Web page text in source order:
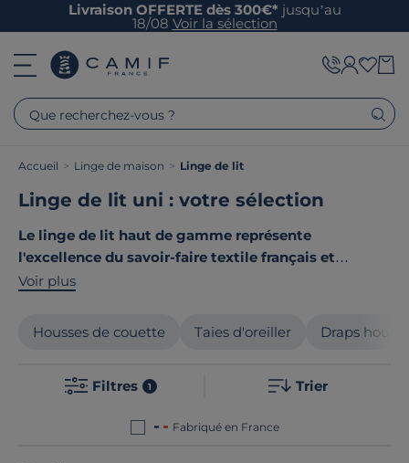
Livraison OFFERTE dès 300€* jusqu’au
18/08 Voir la sélection
Que recherchez-vous ?
Accueil > Linge de maison > Linge de lit
Linge de lit uni : votre sélection
Le linge de lit haut de gamme représente
l'excellence du savoir-faire textile français et
européen
satin de coton de qualité supérieure subliment vos
nuits. Chaque pièce bénéficie d'un tissage soigné
Découvrez des parures élégantes aux finitions
local et des normes les plus exigeantes.
Voir plus
Housses de couette Taies d'oreiller Draps
Filtres 1 Trier
Fabriqué en France